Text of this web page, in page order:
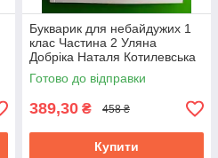
Букварик для небайдужих 1
клас Частина 2 Уляна
Добріка Наталя Котилевська
ВСЛ
Готово до відправки
389,30 ₴ 458 ₴
Купити